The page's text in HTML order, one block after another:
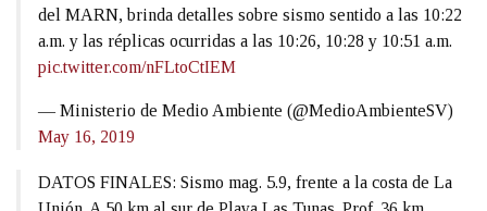
del MARN, brinda detalles sobre sismo sentido a las 10:22
a.m. y las réplicas ocurridas a las 10:26, 10:28 y 10:51 a.m.
pic.twitter.com/nFLtoCtIEM
— Ministerio de Medio Ambiente (@MedioAmbienteSV)
May 16, 2019
DATOS FINALES: Sismo mag. 5.9, frente a la costa de La